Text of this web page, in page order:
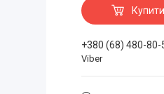
Купити
+380 (68) 480-80-
Viber